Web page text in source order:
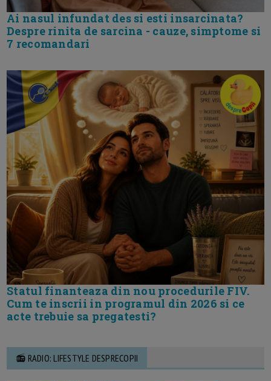
Ai nasul infundat des si esti insarcinata?
Despre rinita de sarcina - cauze, simptome si
7 recomandari
Statul finanteaza din nou procedurile FIV.
Cum te inscrii in programul din 2026 si ce
acte trebuie sa pregatesti?
📻 RADIO: LIFESTYLE DESPRECOPII